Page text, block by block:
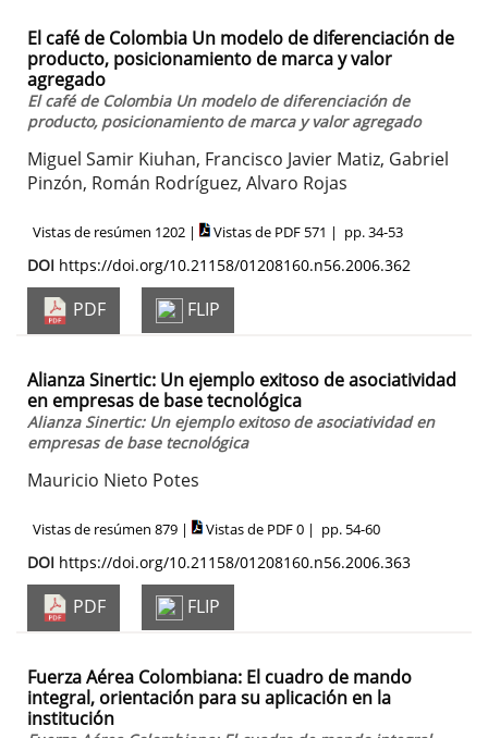
El café de Colombia Un modelo de diferenciación de
producto, posicionamiento de marca y valor
agregado
El café de Colombia Un modelo de diferenciación de
producto, posicionamiento de marca y valor agregado
Miguel Samir Kiuhan, Francisco Javier Matiz, Gabriel
Pinzón, Román Rodríguez, Alvaro Rojas
Vistas de resúmen 1202 | Vistas de PDF 571 | pp. 34-53
DOI https://doi.org/10.21158/01208160.n56.2006.362
PDF FLIP
Alianza Sinertic: Un ejemplo exitoso de asociatividad
en empresas de base tecnológica
Alianza Sinertic: Un ejemplo exitoso de asociatividad en
empresas de base tecnológica
Mauricio Nieto Potes
Vistas de resúmen 879 | Vistas de PDF 0 | pp. 54-60
DOI https://doi.org/10.21158/01208160.n56.2006.363
PDF FLIP
Fuerza Aérea Colombiana: El cuadro de mando
integral, orientación para su aplicación en la
institución